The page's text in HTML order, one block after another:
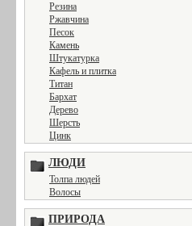
Резина
Ржавчина
Песок
Камень
Штукатурка
Кафель и плитка
Титан
Бархат
Дерево
Шерсть
Цинк
ЛЮДИ
Толпа людей
Волосы
ПРИРОДА